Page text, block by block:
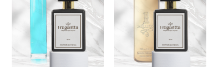
through
$ 55,000
through
$ 55,000